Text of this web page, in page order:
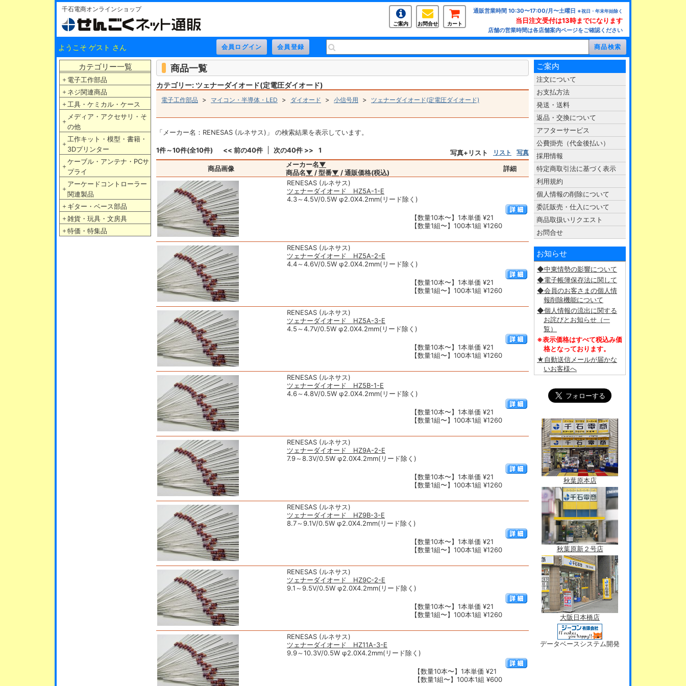
千石電商オンラインショップ
ご案内 お問合せ カート
通販営業時間 10:30〜17:00/月〜土曜日 ※祝日・年末年始除く
当日注文受付は13時までになります
店舗の営業時間は各店舗案内ページをご確認ください
ようこそ ゲスト さん
カテゴリー一覧
＋ 電子工作部品
＋ ネジ関連商品
＋ 工具・ケミカル・ケース
＋
メディア・アクセサリ・そ
の他
＋
工作キット・模型・書籍・
3Dプリンター
＋
ケーブル・アンテナ・PCサ
プライ
＋
アーケードコントローラー
関連製品
＋ ギター・ベース部品
＋ 雑貨・玩具・文房具
＋ 特価・特集品
商品一覧
カテゴリー: ツェナーダイオード(定電圧ダイオード)
電子工作部品 > マイコン・半導体・LED > ダイオード > 小信号用 > ツェナーダイオード(定電圧ダイオード)
「メーカー名：RENESAS (ルネサス)」 の検索結果を表示しています。
1件～10件(全10件) << 前の40件 次の40件 >> 1 写真+リスト リスト 写真
商品画像 メーカー名▼
商品名▼ / 型番▼ / 通販価格(税込)
詳細
RENESAS (ルネサス)
ツェナーダイオード HZ5A-1-E
4.3～4.5V/0.5W φ2.0X4.2mm(リード除く)
【数量10本〜】1本単価 ¥21
【数量1組〜】100本1組 ¥1260
RENESAS (ルネサス)
ツェナーダイオード HZ5A-2-E
4.4～4.6V/0.5W φ2.0X4.2mm(リード除く)
【数量10本〜】1本単価 ¥21
【数量1組〜】100本1組 ¥1260
RENESAS (ルネサス)
ツェナーダイオード HZ5A-3-E
4.5～4.7V/0.5W φ2.0X4.2mm(リード除く)
【数量10本〜】1本単価 ¥21
【数量1組〜】100本1組 ¥1260
RENESAS (ルネサス)
ツェナーダイオード HZ5B-1-E
4.6～4.8V/0.5W φ2.0X4.2mm(リード除く)
【数量10本〜】1本単価 ¥21
【数量1組〜】100本1組 ¥1260
RENESAS (ルネサス)
ツェナーダイオード HZ9A-2-E
7.9～8.3V/0.5W φ2.0X4.2mm(リード除く)
【数量10本〜】1本単価 ¥21
【数量1組〜】100本1組 ¥1260
RENESAS (ルネサス)
ツェナーダイオード HZ9B-3-E
8.7～9.1V/0.5W φ2.0X4.2mm(リード除く)
【数量10本〜】1本単価 ¥21
【数量1組〜】100本1組 ¥1260
RENESAS (ルネサス)
ツェナーダイオード HZ9C-2-E
9.1～9.5V/0.5W φ2.0X4.2mm(リード除く)
【数量10本〜】1本単価 ¥21
【数量1組〜】100本1組 ¥1260
RENESAS (ルネサス)
ツェナーダイオード HZ11A-3-E
9.9～10.3V/0.5W φ2.0X4.2mm(リード除く)
【数量10本〜】1本単価 ¥21
【数量1組〜】100本1組 ¥600
ご案内
注文について
お支払方法
発送・送料
返品・交換について
アフターサービス
公費掛売（代金後払い）
採用情報
特定商取引法に基づく表示
利用規約
個人情報の削除について
委託販売・仕入について
商品取扱いリクエスト
お問合せ
お知らせ
◆中東情勢の影響について
◆電子帳簿保存法に関して
◆会員のお客さまの個人情
報削除機能について
◆個人情報の流出に関する
お詫びとお知らせ（一
覧）
※表示価格はすべて税込み価
格となっております。
★自動送信メールが届かな
いお客様へ
秋葉原本店
秋葉原新２号店
大阪日本橋店
データベースシステム開発